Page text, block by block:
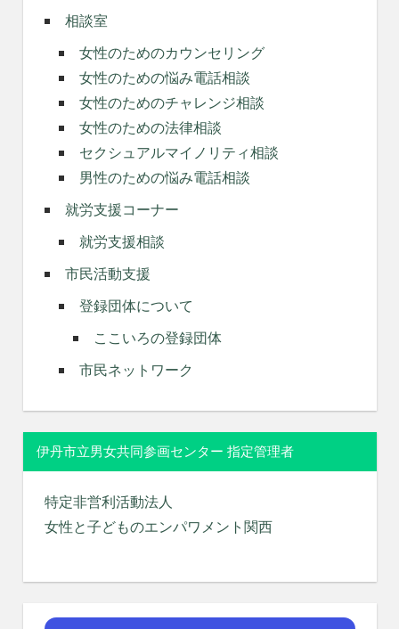
相談室
女性のためのカウンセリング
女性のための悩み電話相談
女性のためのチャレンジ相談
女性のための法律相談
セクシュアルマイノリティ相談
男性のための悩み電話相談
就労支援コーナー
就労支援相談
市民活動支援
登録団体について
ここいろの登録団体
市民ネットワーク
伊丹市立男女共同参画センター 指定管理者
特定非営利活動法人
女性と子どものエンパワメント関西